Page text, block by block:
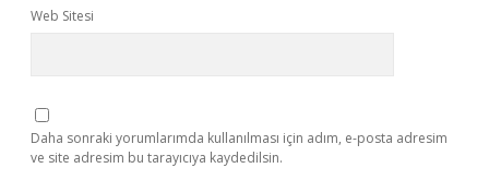
Web Sitesi
Daha sonraki yorumlarımda kullanılması için adım, e-posta adresim
ve site adresim bu tarayıcıya kaydedilsin.